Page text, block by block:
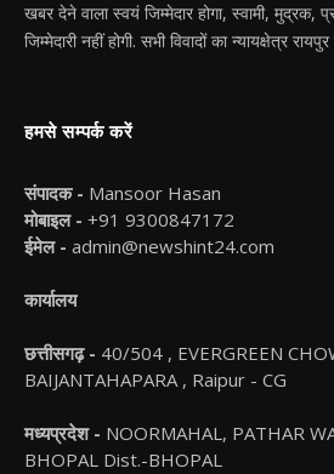
खबर देने वाला स्वयं जिम्मेदार होगा, स्वामी, मुद्रक,
जिम्मेदारी नहीं होगी. सभी विवादों का न्यायक्षेत्र रायपुर
हमसे सम्पर्क करें
संपादक - Mansoor Hasan
मोबाइल - +91 9300847172
ईमेल - admin@newshint24.com
कार्यालय
छत्तीसगढ़ - 40/504 , EVERGREEN
BAIJANTAHAPARA , Raipur - CG
मध्यप्रदेश - NOORMAHAL, PATHAR
BHOPAL Dist.-BHOPAL